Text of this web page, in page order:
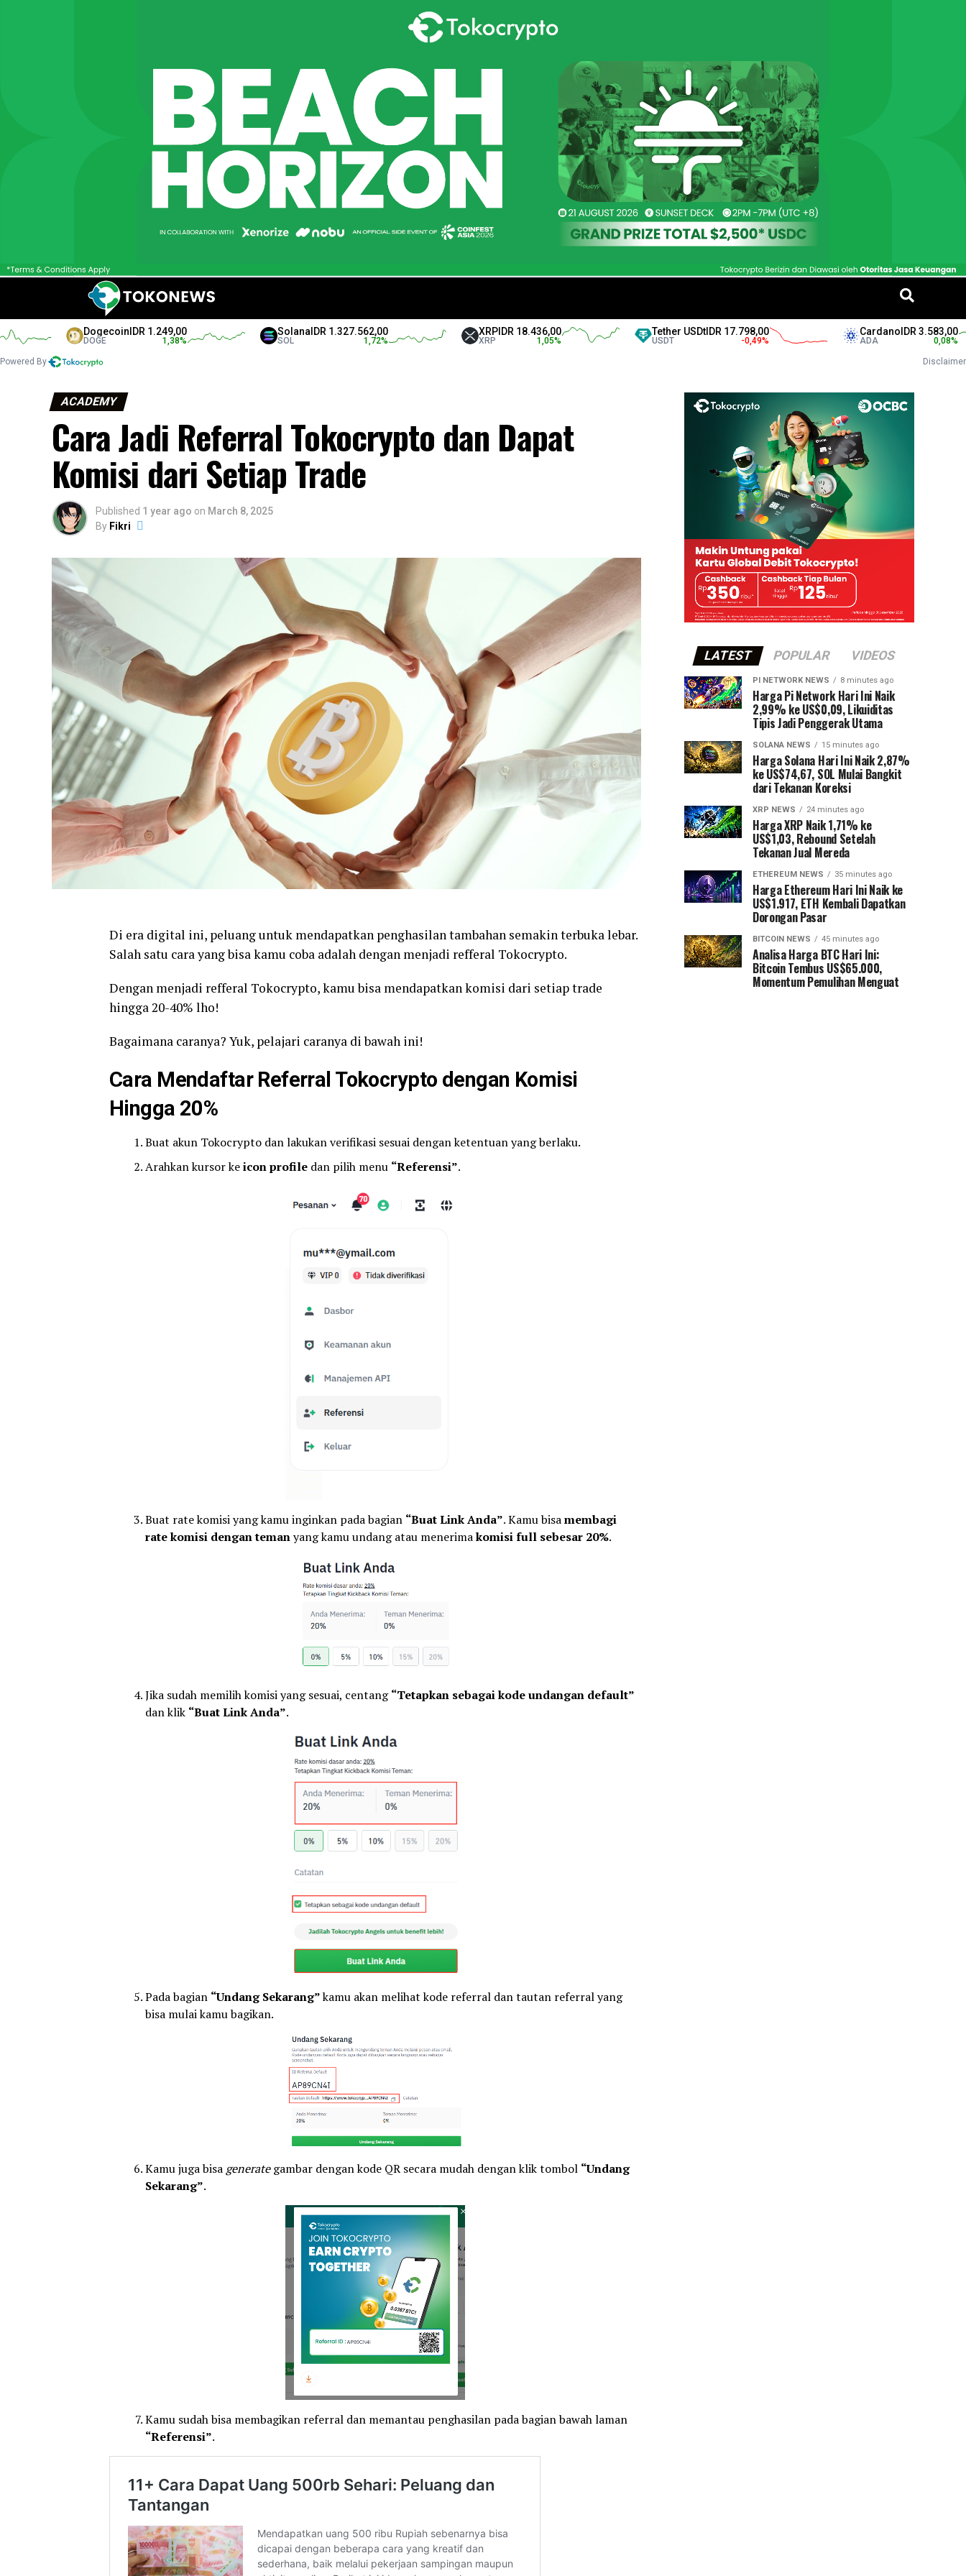
DogecoinIDR 1.249,00
DOGE
SolanaIDR 1.327.562,00 XRP IDR 18.436,00
XRP
Tether USDtIDR 17.798,00 CardanoIDR 3.583,00
ADA
Powered By Disclaimer
ACADEMY
Cara Jadi Referral Tokocrypto dan Dapat
Komisi dari Setiap Trade
Published 1 year ago on March 8, 2025
By Fikri
Di era digital ini, peluang untuk mendapatkan penghasilan tambahan semakin terbuka lebar.
Salah satu cara yang bisa kamu coba adalah dengan menjadi refferal Tokocrypto.
Dengan menjadi refferal Tokocrypto, kamu bisa mendapatkan komisi dari setiap trade
hingga 20-40% lho!
Bagaimana caranya? Yuk, pelajari caranya di bawah ini!
Cara Mendaftar Referral Tokocrypto dengan Komisi
Hingga 20%
Buat akun Tokocrypto dan lakukan verifikasi sesuai dengan ketentuan yang berlaku.
Arahkan kursor keicon profile dan pilih menu “Referensi”.
Buat rate komisi yang kamu inginkan pada bagian “Buat Link Anda”. Kamu bisamembagi
rate komisi dengan temanyang kamu undang atau menerimakomisi full sebesar 20%.
Jika sudah memilih komisi yang sesuai, centang“Tetapkan sebagai kode undangan default”
dan klik “Buat Link Anda”.
Pada bagian “Undang Sekarang”kamu akan melihat kode referral dan tautan referral yang
bisa mulai kamu bagikan.
Kamu juga bisagenerategambar dengan kode QR secara mudah dengan klik tombol “Undang
Sekarang”.
Kamu sudah bisa membagikan referral dan memantau penghasilan pada bagian bawah laman
“Referensi”.
LATEST POPULAR VIDEOS
PI NETWORK NEWS 8 minutes ago
Harga Pi Network Hari Ini Naik
2,99% ke US$0,09, Likuiditas
Tipis Jadi Penggerak Utama
SOLANA NEWS 15 minutes ago
Harga Solana Hari Ini Naik 2,87%
ke US$74,67, SOL Mulai Bangkit
dari Tekanan Koreksi
XRP NEWS 24 minutes ago
Harga XRP Naik 1,71% ke
US$1,03, Rebound Setelah
Tekanan Jual Mereda
ETHEREUM NEWS 35 minutes ago
Harga Ethereum Hari Ini Naik ke
US$1.917, ETH Kembali Dapatkan
Dorongan Pasar
BITCOIN NEWS 45 minutes ago
Analisa Harga BTC Hari Ini:
Bitcoin Tembus US$65.000,
Momentum Pemulihan Menguat